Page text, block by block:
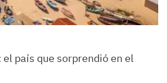
el país que sorprendió en el